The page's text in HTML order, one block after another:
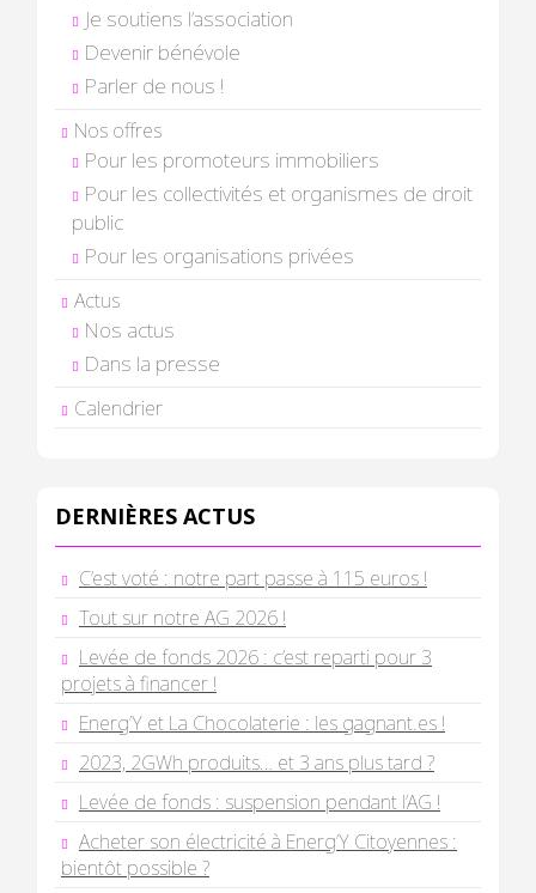
Je soutiens l’association
Devenir bénévole
Parler de nous !
Nos offres
Pour les promoteurs immobiliers
Pour les collectivités et organismes de droit
public
Pour les organisations privées
Actus
Nos actus
Dans la presse
Calendrier
DERNIÈRES ACTUS
C’est voté : notre part passe à 115 euros !
Tout sur notre AG 2026 !
Levée de fonds 2026 : c’est reparti pour 3
projets à financer !
Energ’Y et La Chocolaterie : les gagnant.es !
2023, 2GWh produits… et 3 ans plus tard ?
Levée de fonds : suspension pendant l’AG !
Acheter son électricité à Energ’Y Citoyennes :
bientôt possible ?